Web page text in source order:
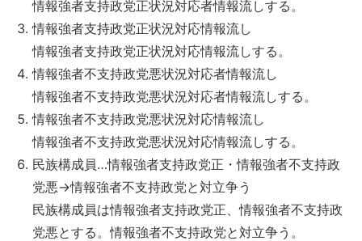
情報強者支持政党正状況対応者情報流しする。
情報強者支持政党正状況対応情報流し
情報強者支持政党正状況対応情報流しする。
情報強者不支持政党悪状況対応者情報流し
情報強者不支持政党悪状況対応者情報流しする。
情報強者不支持政党悪状況対応情報流し
情報強者不支持政党悪状況対応情報流しする。
民族構成員…情報強者支持政党正・情報強者不支持政
党悪→情報強者不支持政党と対立争う
民族構成員は情報強者支持政党正、情報強者不支持政
党悪とする。情報強者不支持政党と対立争う。